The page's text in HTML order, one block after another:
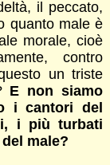
il peccato,
quanto male è
morale, cioè
contro
un triste
E non siamo
i cantori del
i più turbati
male?